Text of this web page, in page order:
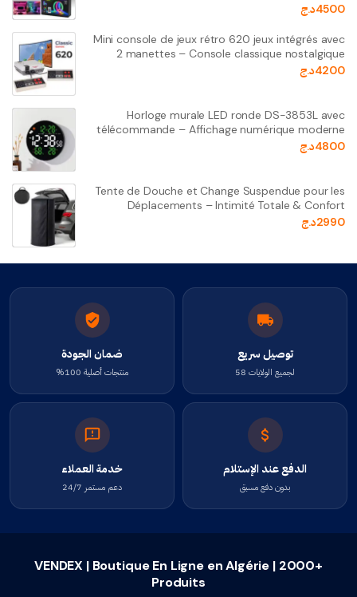
4500د.ج
Mini console de jeux rétro 620 jeux intégrés avec
2 manettes – Console classique nostalgique
4200د.ج
Horloge murale LED ronde DS-3853L avec
télécommande – Affichage numérique moderne
4800د.ج
Tente de Douche et Change Suspendue pour les
Déplacements – Intimité Totale & Confort
2990د.ج
توصيل سريع
لجميع الولايات 58
ضمان الجودة
منتجات أصلية 100%
الدفع عند الإستلام
بدون دفع مسبق
خدمة العملاء
دعم مستمر 24/7
VENDEX | Boutique En Ligne en Algérie | 2000+
Produits